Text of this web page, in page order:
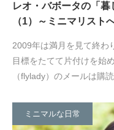
レオ・バボータの「暮
（1）～ミニマリスト
2009年は満月を見て終わ
目標をたてて片付けを始
（flylady）のメールは購
ミニマルな日常